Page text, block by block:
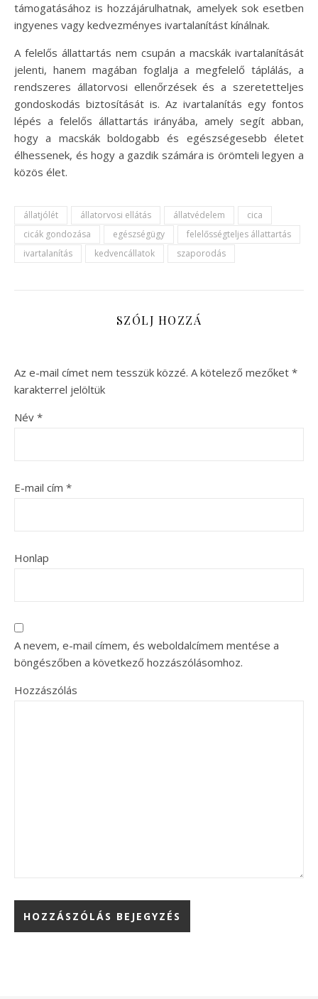
támogatásához is hozzájárulhatnak, amelyek sok esetben
ingyenes vagy kedvezményes ivartalanítást kínálnak.
A felelős állattartás nem csupán a macskák ivartalanítását
jelenti, hanem magában foglalja a megfelelő táplálás, a
rendszeres állatorvosi ellenőrzések és a szeretetteljes
gondoskodás biztosítását is. Az ivartalanítás egy fontos
lépés a felelős állattartás irányába, amely segít abban,
hogy a macskák boldogabb és egészségesebb életet
élhessenek, és hogy a gazdik számára is örömteli legyen a
közös élet.
állatjólét állatorvosi ellátás állatvédelem
cica
cicák gondozása
egészségügy
felelősségteljes állattartás
ivartalanítás
kedvencállatok szaporodás
SZÓLJ HOZZÁ
Az e-mail címet nem tesszük közzé. A kötelező mezőket *
karakterrel jelöltük
Név *
E-mail cím *
Honlap
A nevem, e-mail címem, és weboldalcímem mentése a
böngészőben a következő hozzászólásomhoz.
Hozzászólás